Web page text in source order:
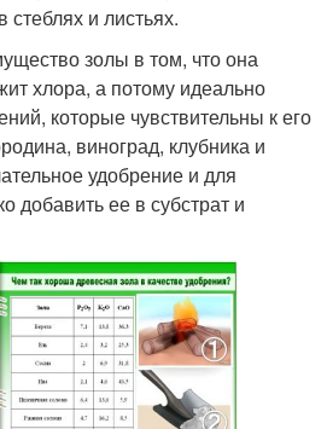
и листьях.
золы в том, что она
хлора, а потому идеально
которые чувствительны к его
виноград, клубника и
удобрение и для
добавить ее в субстрат и